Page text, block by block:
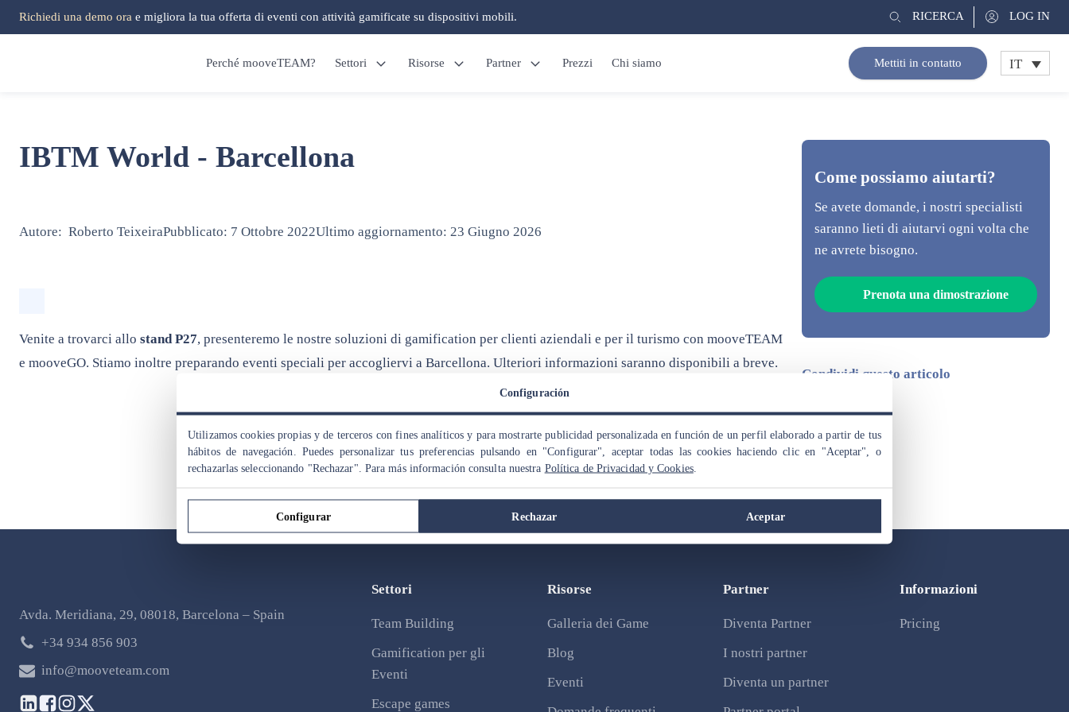
Richiedi una demo ora e migliora la tua offerta di eventi con attività gamificate su dispositivi mobili. RICERCA LOG IN
Perché mooveTEAM? Settori Risorse Partner Prezzi Chi siamo Mettiti in contatto IT
IBTM World - Barcellona
Autore: Roberto TeixeiraPubblicato: 7 Ottobre 2022Ultimo aggiornamento: 23 Giugno 2026
Venite a trovarci allo stand P27, presenteremo le nostre soluzioni di gamification per clienti aziendali e per il turismo con mooveTEAM
e mooveGO. Stiamo inoltre preparando eventi speciali per accogliervi a Barcellona. Ulteriori informazioni saranno disponibili a breve.
Come possiamo aiutarti?
Se avete domande, i nostri specialisti
saranno lieti di aiutarvi ogni volta che
ne avrete bisogno.
Prenota una dimostrazione
Condividi questo articolo
Categorie:
Avda. Meridiana, 29, 08018, Barcelona – Spain
+34 934 856 903
info@mooveteam.com
Settori
Team Building
Gamification per gli
Eventi
Escape games
Risorse
Galleria dei Game
Blog
Eventi
Partner
Diventa Partner
I nostri partner
Diventa un partner
Informazioni
Pricing
Configuración
Utilizamos cookies propias y de terceros con fines analíticos y para mostrarte publicidad personalizada en función de un perfil elaborado a partir de tus
hábitos de navegación. Puedes personalizar tus preferencias pulsando en "Configurar", aceptar todas las cookies haciendo clic en "Aceptar", o
rechazarlas seleccionando "Rechazar". Para más información consulta nuestra Política de Privacidad y Cookies.
Configurar Rechazar Aceptar